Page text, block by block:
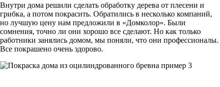
Внутри дома решили сделать обработку дерева от плесени и
грибка, а потом покрасить. Обратились в несколько компаний,
но лучшую цену нам предложили в «Домколор». Были
сомнения, точно ли они хорошо все сделают. Но как только
работники занялись домом, мы поняли, что они профессионалы.
Все покрашено очень здорово.